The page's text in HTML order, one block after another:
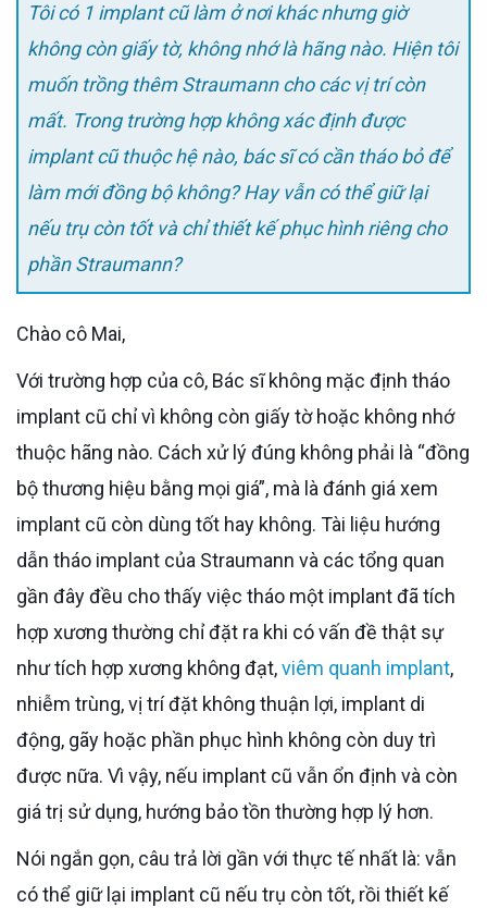
Tôi có 1 implant cũ làm ở nơi khác nhưng giờ
không còn giấy tờ, không nhớ là hãng nào. Hiện tôi
muốn trồng thêm Straumann cho các vị trí còn
mất. Trong trường hợp không xác định được
implant cũ thuộc hệ nào, bác sĩ có cần tháo bỏ để
làm mới đồng bộ không? Hay vẫn có thể giữ lại
nếu trụ còn tốt và chỉ thiết kế phục hình riêng cho
phần Straumann?
Chào cô Mai,
Với trường hợp của cô, Bác sĩ không mặc định tháo
implant cũ chỉ vì không còn giấy tờ hoặc không nhớ
thuộc hãng nào. Cách xử lý đúng không phải là “đồng
bộ thương hiệu bằng mọi giá”, mà là đánh giá xem
implant cũ còn dùng tốt hay không. Tài liệu hướng
dẫn tháo implant của Straumann và các tổng quan
gần đây đều cho thấy việc tháo một implant đã tích
hợp xương thường chỉ đặt ra khi có vấn đề thật sự
như tích hợp xương không đạt,viêm quanh implant,
nhiễm trùng, vị trí đặt không thuận lợi, implant di
động, gãy hoặc phần phục hình không còn duy trì
được nữa. Vì vậy, nếu implant cũ vẫn ổn định và còn
giá trị sử dụng, hướng bảo tồn thường hợp lý hơn.
Nói ngắn gọn, câu trả lời gần với thực tế nhất là: vẫn
có thể giữ lại implant cũ nếu trụ còn tốt, rồi thiết kế